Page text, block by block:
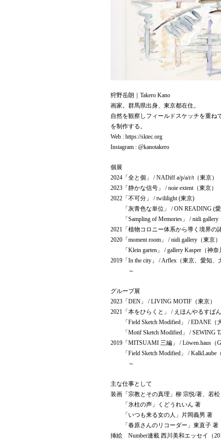
狩野岳朗｜Takero Kano
画家。群馬県出身、東京都在住。
自然を観察しフィールドスケッチを重ね
を制作する。
Web : https://sktec.org
Instagram : @kanotakero
個展
2024「全と個」 / NADiff a/p/a/r/t（東京）
2023「静かな信号」 / noie extent（東京）
2022「不可分」 / twililight (東京)
「灰青色な単位」 / ON READING (
「Sampling of Memories」 / nidi gallery
2021「植物コロニー体系から導く境界の
2020「moment room」 / nidi gallery（東京）
「Klein garten」 / gallery Kasper（神奈
2019「In the city」 / Arflex（東京、愛知、
～
グループ展
2023「DEN」 / LIVING MOTIF（東京）
2021「本をひらくと」 / えほんやるすば
「Field Sketch Modified」 / EDANE（
「Motif Sketch Modified」 / SEWING
2019「MITSUAMI 三編」 / Löwen.haus（
「Field Sketch Modified」 / KalkLaube（
～
主な仕事として
装画「宗教とその真理」柳 宗悦/著、若
「氷柱の声」くどうれいん 著
「いつも来る女の人」片岡義男 著
「春原さんのリコーダー」東直子 著
挿絵 Number連載 西川美和エッセイ（